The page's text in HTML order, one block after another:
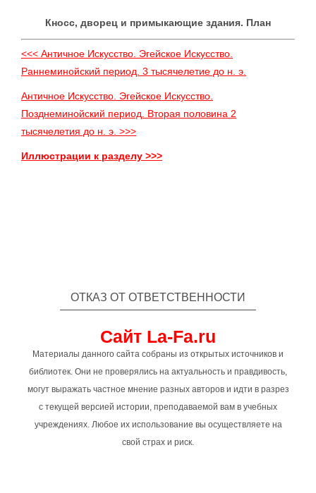
Кносс, дворец и примыкающие здания. План
<<< Античное Искусство. Эгейское Искусство.
Раннеминойский период. 3 тысячелетие до н. э.
Античное Искусство. Эгейское Искусство.
Позднеминойский период. Вторая половина 2
тысячелетия до н. э. >>>
Иллюстрации к разделу >>>
ОТКАЗ ОТ ОТВЕТСТВЕННОСТИ
Сайт La-Fa.ru
Материалы данного сайта собраны из открытых источников и
библиотек. Они не проверялись на актуальность и правдивость,
могут выражать частное мнение разных авторов и идти в разрез
с текущей версией истории, преподаваемой вам в учебных
учреждениях. Любое их использование вы осуществляете на
свой страх и риск.